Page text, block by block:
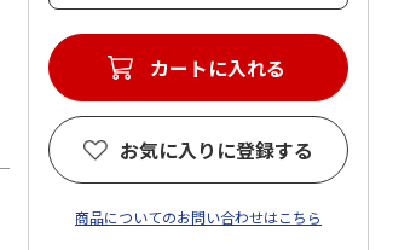
カートに入れる
お気に入りに登録する
商品についてのお問い合わせはこちら